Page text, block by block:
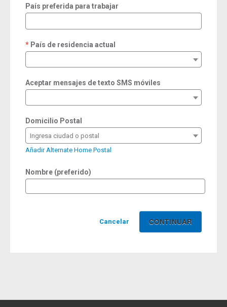
País preferida para trabajar
País de residencia actual
required
Aceptar mensajes de texto SMS móviles
Domicilio Postal
Ingresa ciudad o postal
Añadir Alternate Home Postal
Nombre (preferido)
Cancelar